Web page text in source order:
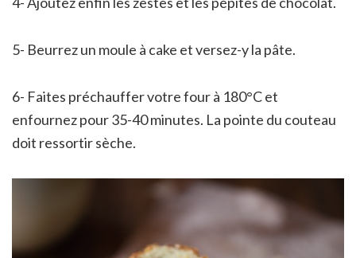
5- Beurrez un moule à cake et versez-y la pâte.
6- Faites préchauffer votre four à 180°C et
enfournez pour 35-40 minutes. La pointe du couteau
doit ressortir sèche.